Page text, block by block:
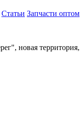
Статьи Запчасти оптом
новая территория,